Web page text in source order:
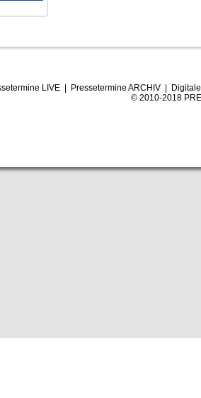
LIVE| Pressetermine ARCHIV|
© 2010-2018